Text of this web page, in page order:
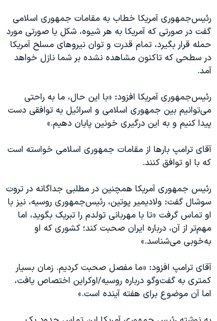
اسرائیل در جنگ
نرگس محمدی برنده جایزه نوبل صلح
همایش محافظه‌کاران آمریکا «سی‌پک»
سفر پرزیدنت ترامپ به چین
رئیس‌جمهوری آمریکا خطاب به مقامات جمهوری اسلامی
گفت در صورتی که آمریکا به هر شیوه، شکل یا صورتی مورد
حمله قرار بگیرد، تمام قدرت و توان نیروهای مسلح آمریکا
در سطحی که تاکنون مشاهده نشده بر شما نازل خواهد
آمد.
رئیس‌جمهوری آمریکا افزود: «با این حال، ما به راحتی
می‌توانیم بین جمهوری اسلامی و اسرائیل به توافقی دست
پیدا کنیم و به این درگیری خونین پایان دهیم.»
آقای ترامپ بارها از مقامات جمهوری اسلامی خواسته است
که با او توافق کنند.
رئیس جمهوری آمریکا همچنین در مطلبی جداگانه در تروت
سوشال گفت: ولادیمیر پوتین، رئیس‌جمهوری روسیه، نیز با
او تماس گرفت «تا با مهربانی تولدم را تبریک بگوید، اما
مهم‌تر از آن، درباره ایران صحبت کند؛ کشوری که او
به‌خوبی می‌شناسد.»
آقای ترامپ افزود: «ما مفصل صحبت کردیم. زمان بسیار
کمتری به گفت‌وگو درباره روسیه/اوکراین اختصاص یافت،
اما آن موضوع برای هفته آینده است.»